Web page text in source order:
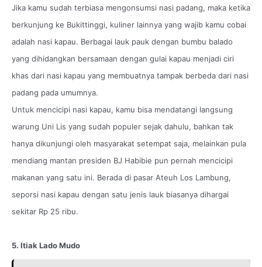
Jika kamu sudah terbiasa mengonsumsi nasi padang, maka ketika
berkunjung ke Bukittinggi, kuliner lainnya yang wajib kamu cobai
adalah nasi kapau. Berbagai lauk pauk dengan bumbu balado
yang dihidangkan bersamaan dengan gulai kapau menjadi ciri
khas dari nasi kapau yang membuatnya tampak berbeda dari nasi
padang pada umumnya.
Untuk mencicipi nasi kapau, kamu bisa mendatangi langsung
warung Uni Lis yang sudah populer sejak dahulu, bahkan tak
hanya dikunjungi oleh masyarakat setempat saja, melainkan pula
mendiang mantan presiden BJ Habibie pun pernah mencicipi
makanan yang satu ini. Berada di pasar Ateuh Los Lambung,
seporsi nasi kapau dengan satu jenis lauk biasanya dihargai
sekitar Rp 25 ribu.
5. Itiak Lado Mudo